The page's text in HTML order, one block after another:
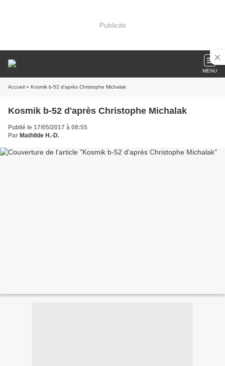
Publicité
MENU
Accueil » Kosmik b-52 d'après Christophe Michalak
Kosmik b-52 d'après Christophe Michalak
Publié le 17/05/2017 à 08:55
Par Mathilde H.-D.